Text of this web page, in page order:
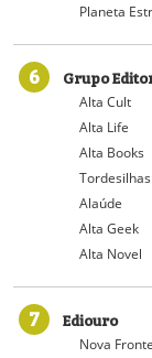
Planeta
6 Grupo
Alta Cult
Alta Life
Alta Books
Tordesilhas
Alaúde
Alta Geek
Alta Novel
7 Ediouro
Nova